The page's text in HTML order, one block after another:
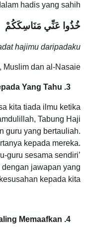
hadis yang sahih:
خُذُوا عَنِّي مَنَاسِكَكُمْ
hajimu daripadaku.
Muslim dan al-Nasaie
kita tiada ilmu ketika
Tabung Haji
guru yang bertauliah.
kepada mereka.
guru sesama sendiri’
jawapan yang
kepada kita.